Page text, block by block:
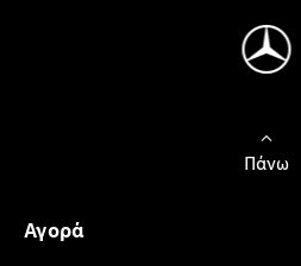
Πάνω
Αγορά